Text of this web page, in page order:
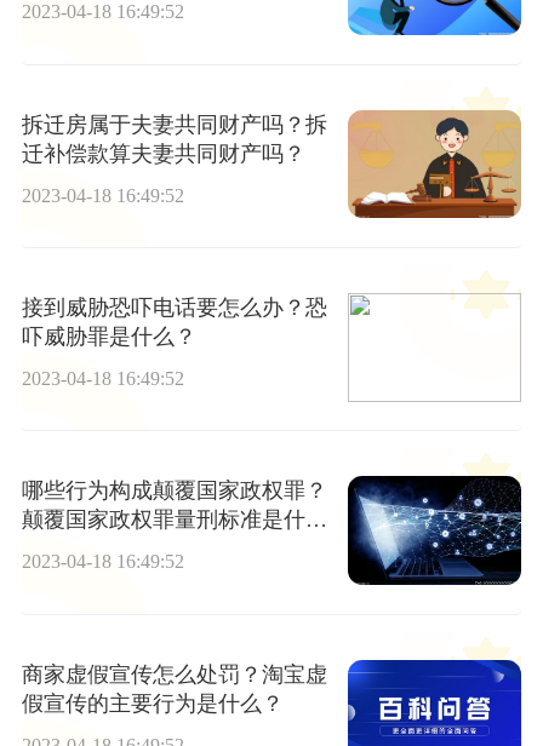
2023-04-18 16:49:52
拆迁房属于夫妻共同财产吗？拆
迁补偿款算夫妻共同财产吗？
2023-04-18 16:49:52
接到威胁恐吓电话要怎么办？恐
吓威胁罪是什么？
2023-04-18 16:49:52
哪些行为构成颠覆国家政权罪？
颠覆国家政权罪量刑标准是什
么？
2023-04-18 16:49:52
商家虚假宣传怎么处罚？淘宝虚
假宣传的主要行为是什么？